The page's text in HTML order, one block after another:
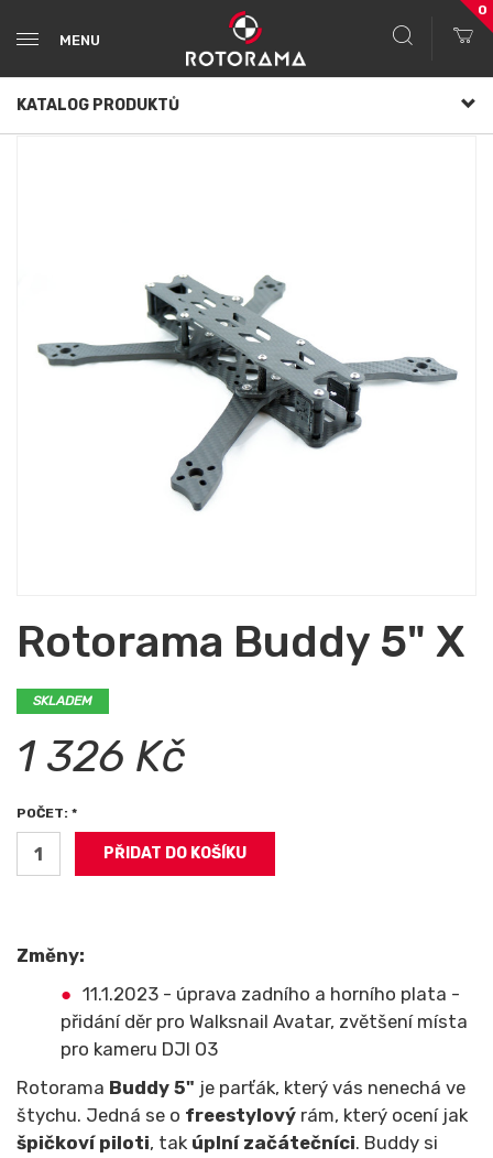
MENU
0
KATALOG PRODUKTŮ
Rotorama Buddy 5" X
SKLADEM
1 326 Kč
POČET: *
Změny:
11.1.2023 - úprava zadního a horního plata -
přidání děr pro Walksnail Avatar, zvětšení místa
pro kameru DJI O3
Rotorama Buddy 5" je parťák, který vás nenechá ve
štychu. Jedná se o freestylový rám, který ocení jak
špičkoví piloti, tak úplní začátečníci. Buddy si